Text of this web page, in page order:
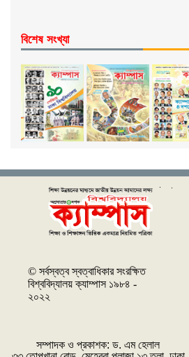
বিশেষ সংখ্যা
© সর্বস্বত্ব স্বত্বাধিকার সংরক্ষিত
বিশ্ববিদ্যালয় ক্যাম্পাস ১৯৮৪ -
২০২২
সম্পাদক ও প্রকাশক: ‌ড. এম হেলাল